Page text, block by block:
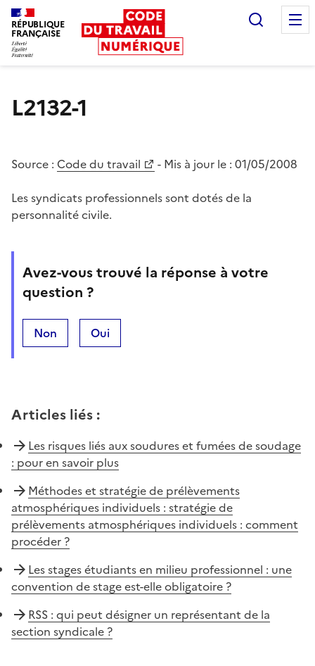
RÉPUBLIQUE
FRANÇAISE
L2132-1
Source : Code du travail - Mis à jour le : 01/05/2008
Les syndicats professionnels sont dotés de la
personnalité civile.
Avez-vous trouvé la réponse à votre
question ?
Non Oui
Articles liés :
Les risques liés aux soudures et fumées de soudage
: pour en savoir plus
Méthodes et stratégie de prélèvements
atmosphériques individuels : stratégie de
prélèvements atmosphériques individuels : comment
procéder ?
Les stages étudiants en milieu professionnel : une
convention de stage est-elle obligatoire ?
RSS : qui peut désigner un représentant de la
section syndicale ?